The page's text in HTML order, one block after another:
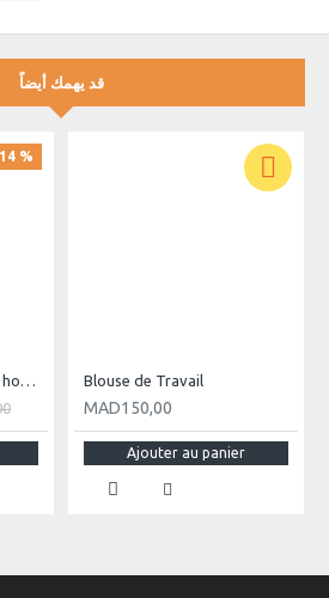
قد يهمك أيضاً
%
T-shirt you are sunshine homme Blouse de Travail
MAD150,00
Ajouter au panier